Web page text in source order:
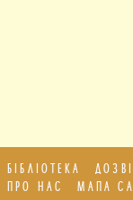
БІБЛІОТЕКА
ПРО НАС
МАПА